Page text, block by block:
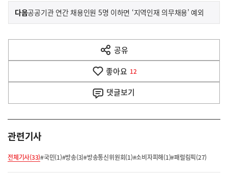
이
전
다
음
다음기
공공기관 연간 채용인원 5명 이하면 ‘지역인재 의무채용’ 예외
공유
열
기
좋아요 12
댓글보기
관련기사
전체기사(33)#국민(1)#방송(3)#방송통신위원회(1)#소비자피해(1)#패럴림픽(27)